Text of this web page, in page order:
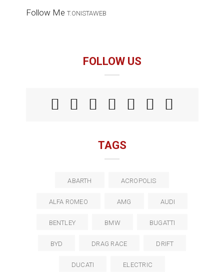
Follow Me T.ONISTAWEB
FOLLOW US
TAGS
ABARTH ACROPOLIS
ALFA ROMEO AMG AUDI
BENTLEY BMW BUGATTI
BYD DRAG RACE DRIFT
DUCATI ELECTRIC